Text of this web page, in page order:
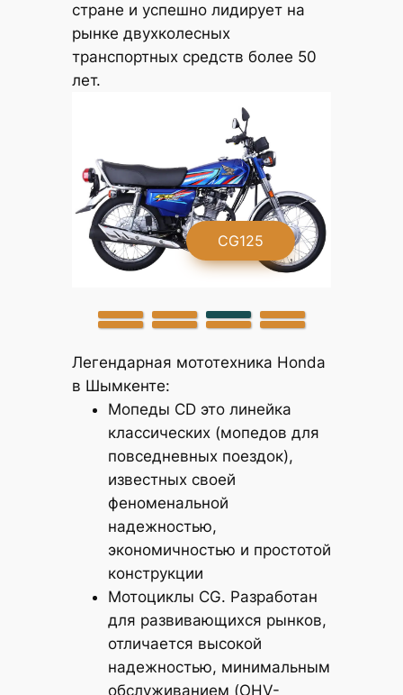
стране и успешно лидирует на
рынке двухколесных
транспортных средств более 50
лет.
CG125
Легендарная мототехника Honda
в Шымкенте:
Мопеды CD это линейка
классических (мопедов для
повседневных поездок),
известных своей
феноменальной
надежностью,
экономичностью и простотой
конструкции
Мотоциклы CG. Разработан
для развивающихся рынков,
отличается высокой
надежностью, минимальным
обслуживанием (OHV-